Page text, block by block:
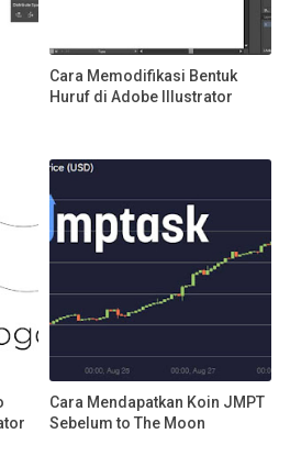
Cara Memodifikasi Bentuk
Huruf di Adobe Illustrator
Cara Mendapatkan Koin JMPT
Sebelum to The Moon